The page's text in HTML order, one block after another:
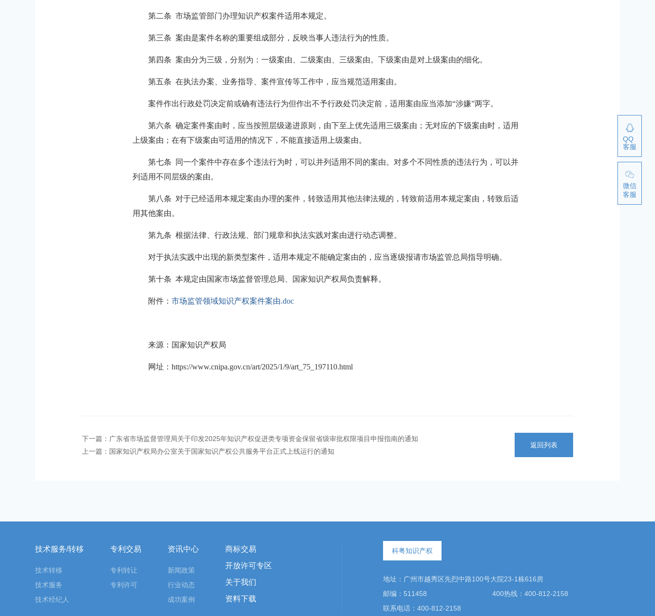
第二条 市场监管部门办理知识产权案件适用本规定。
第三条 案由是案件名称的重要组成部分，反映当事人违法行为的性质。
第四条 案由分为三级，分别为：一级案由、二级案由、三级案由。下级案由是对上级案由的细化。
第五条 在执法办案、业务指导、案件宣传等工作中，应当规范适用案由。
案件作出行政处罚决定前或确有违法行为但作出不予行政处罚决定前，适用案由应当添加“涉嫌”两字。
第六条 确定案件案由时，应当按照层级递进原则，由下至上优先适用三级案由；无对应的下级案由时，适用
上级案由；在有下级案由可适用的情况下，不能直接适用上级案由。
第七条 同一个案件中存在多个违法行为时，可以并列适用不同的案由。对多个不同性质的违法行为，可以并
列适用不同层级的案由。
第八条 对于已经适用本规定案由办理的案件，转致适用其他法律法规的，转致前适用本规定案由，转致后适
用其他案由。
第九条 根据法律、行政法规、部门规章和执法实践对案由进行动态调整。
对于执法实践中出现的新类型案件，适用本规定不能确定案由的，应当逐级报请市场监管总局指导明确。
第十条 本规定由国家市场监督管理总局、国家知识产权局负责解释。
附件： 市场监管领域知识产权案件案由.doc
来源：国家知识产权局
网址：https://www.cnipa.gov.cn/art/2025/1/9/art_75_197110.html
返回列表
下一篇：广东省市场监督管理局关于印发2025年知识产权促进类专项资金保留省级审批权限项目申报指南的通知
上一篇：国家知识产权局办公室关于国家知识产权公共服务平台正式上线运行的通知
技术服务/转移
技术转移
技术服务
技术经纪人
专利交易
专利转让
专利许可
资讯中心
新闻政策
行业动态
成功案例
商标交易
开放许可专区
关于我们
资料下载
科粤知识产权
地址：广州市越秀区先烈中路100号大院23-1栋616房
邮编：511458
400热线：400-812-2158
联系电话：400-812-2158
QQ
客服
微信
客服